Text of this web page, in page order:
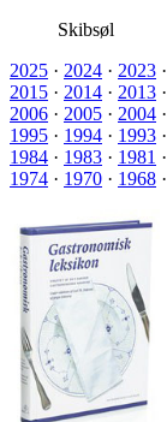
Skibsøl
2025 · 2024 · 2023 ·
2015 · 2014 · 2013 ·
2006 · 2005 · 2004 ·
1995 · 1994 · 1993 ·
1984 · 1983 · 1981 ·
1974 · 1970 · 1968 ·